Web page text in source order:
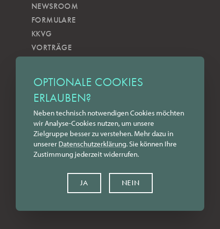
OPTIONALE COOKIES
ERLAUBEN?
Neben technisch notwendigen Cookies möchten
wir Analyse-Cookies nutzen, um unsere
Zielgruppe besser zu verstehen. Mehr dazu in
unserer Datenschutz­erklärung. Sie können Ihre
Zustimmung jederzeit widerrufen.
JA NEIN
NEWSROOM
FORMULARE
KKVG
VORTRÄGE
ZILKENS NEWSBLOG
NEWSLETTER
YOUTUBE
INSTAGRAM
FACEBOOK
LINKEDIN